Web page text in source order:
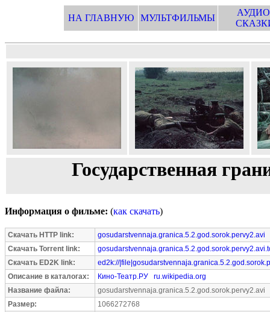
НА ГЛАВНУЮ МУЛЬТФИЛЬМЫ
Государственная
Информация о фильме: (как скачать)
Скачать HTTP link:
gosudarstvennaja.granica.5.2.god.sorok.pervy2.avi
Скачать Torrent link:
Скачать ED2K link:
ed2k://
Описание в каталогах:
Кино-Театр.РУ
ru.wikipedia.org
Название файла:
gosudarstvennaja.granica.5.2.god.sorok.pervy2.avi
Размер:
1066272768